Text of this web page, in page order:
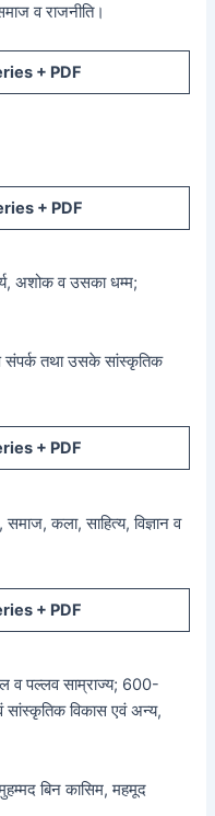
व राजनीति।
+ PDF
+ PDF
अशोक व उसका धम्म;
संपर्क तथा उसके सांस्कृतिक
+ PDF
कला, साहित्य, विज्ञान व
+ PDF
व पल्लव साम्राज्य; 600-
सांस्कृतिक विकास एवं अन्य,
बिन कासिम, महमूद